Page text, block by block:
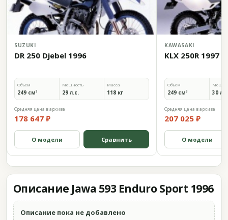
SUZUKI
DR 250 Djebel 1996
Объём
249 см³
Мощность
29 л.с.
Масса
118 кг
Средняя цена в архиве
178 647 ₽
О модели Сравнить
KAWASAKI
KLX 250R 1997
Объём
249 см³ 30
Средняя цена в архиве
207 025 ₽
О модели
Описание Jawa 593 Enduro Sport 1996
Описание пока не добавлено